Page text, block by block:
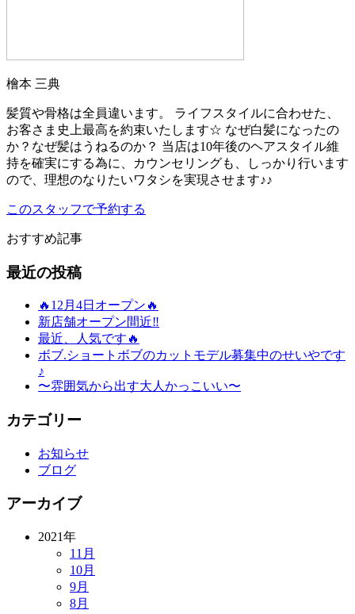
檜本 三典
髪質や骨格は全員違います。 ライフスタイルに合わせた、
お客さま史上最高を約束いたします☆ なぜ白髪になったの
か？なぜ髪はうねるのか？ 当店は10年後のヘアスタイル維
持を確実にする為に、カウンセリングも、しっかり行います
ので、理想のなりたいワタシを実現させます♪♪
このスタッフで予約する
おすすめ記事
最近の投稿
🔥12月4日オープン🔥
新店舗オープン間近‼️
最近、人気です🔥
ボブ.ショートボブのカットモデル募集中のせいやです
♪
〜雰囲気から出す大人かっこいい〜
カテゴリー
お知らせ
ブログ
アーカイブ
2021年
11月
10月
9月
8月